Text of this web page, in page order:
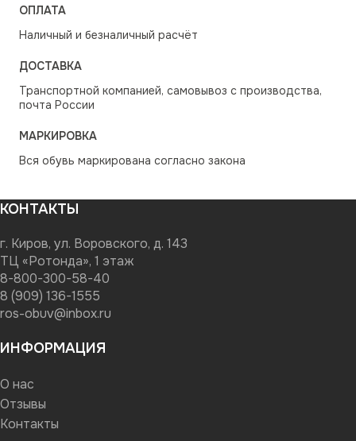
ОПЛАТА
Наличный и безналичный расчёт
ДОСТАВКА
Транспортной компанией, самовывоз с производства,
почта России
МАРКИРОВКА
Вся обувь маркирована согласно закона
КОНТАКТЫ
г. Киров, ул. Воровского, д. 143
ТЦ «Ротонда», 1 этаж
8-800-300-58-40
8 (909) 136-1555
ros-obuv@inbox.ru
ИНФОРМАЦИЯ
О нас
Отзывы
Контакты